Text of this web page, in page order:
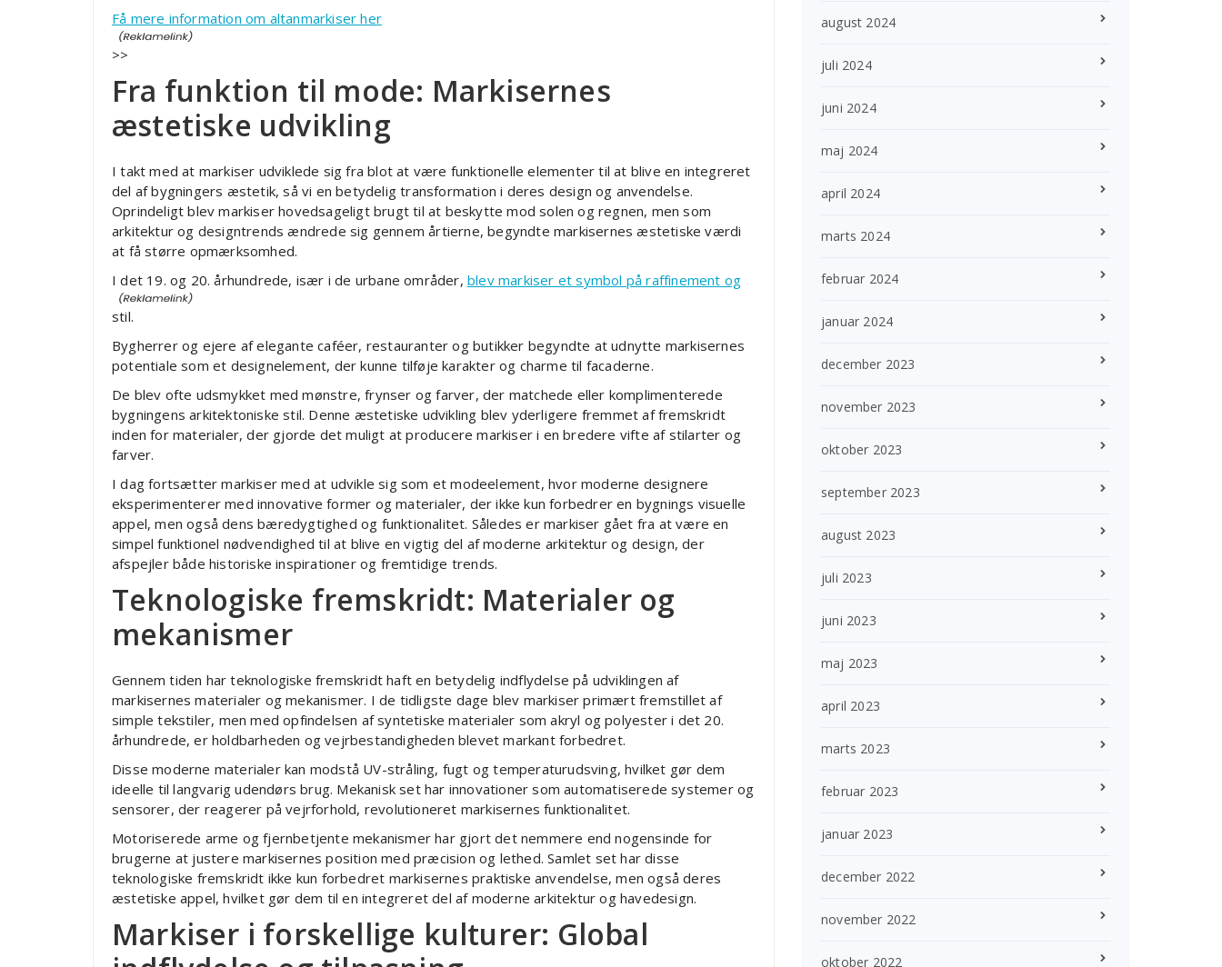
Få mere information om altanmarkiser her
>>
Fra funktion til mode: Markisernes
æstetiske udvikling
I takt med at markiser udviklede sig fra blot at være funktionelle elementer til at blive en integreret
del af bygningers æstetik, så vi en betydelig transformation i deres design og anvendelse.
Oprindeligt blev markiser hovedsageligt brugt til at beskytte mod solen og regnen, men som
arkitektur og designtrends ændrede sig gennem årtierne, begyndte markisernes æstetiske værdi
at få større opmærksomhed.
I det 19. og 20. århundrede, især i de urbane områder,blev markiser et symbol på raffinement og
stil.
Bygherrer og ejere af elegante caféer, restauranter og butikker begyndte at udnytte markisernes
potentiale som et designelement, der kunne tilføje karakter og charme til facaderne.
De blev ofte udsmykket med mønstre, frynser og farver, der matchede eller komplimenterede
bygningens arkitektoniske stil. Denne æstetiske udvikling blev yderligere fremmet af fremskridt
inden for materialer, der gjorde det muligt at producere markiser i en bredere vifte af stilarter og
farver.
I dag fortsætter markiser med at udvikle sig som et modeelement, hvor moderne designere
eksperimenterer med innovative former og materialer, der ikke kun forbedrer en bygnings visuelle
appel, men også dens bæredygtighed og funktionalitet. Således er markiser gået fra at være en
simpel funktionel nødvendighed til at blive en vigtig del af moderne arkitektur og design, der
afspejler både historiske inspirationer og fremtidige trends.
Teknologiske fremskridt: Materialer og
mekanismer
Gennem tiden har teknologiske fremskridt haft en betydelig indflydelse på udviklingen af
markisernes materialer og mekanismer. I de tidligste dage blev markiser primært fremstillet af
simple tekstiler, men med opfindelsen af syntetiske materialer som akryl og polyester i det 20.
århundrede, er holdbarheden og vejrbestandigheden blevet markant forbedret.
Disse moderne materialer kan modstå UV-stråling, fugt og temperaturudsving, hvilket gør dem
ideelle til langvarig udendørs brug. Mekanisk set har innovationer som automatiserede systemer og
sensorer, der reagerer på vejrforhold, revolutioneret markisernes funktionalitet.
Motoriserede arme og fjernbetjente mekanismer har gjort det nemmere end nogensinde for
brugerne at justere markisernes position med præcision og lethed. Samlet set har disse
teknologiske fremskridt ikke kun forbedret markisernes praktiske anvendelse, men også deres
æstetiske appel, hvilket gør dem til en integreret del af moderne arkitektur og havedesign.
Markiser i forskellige kulturer: Global
august 2024
juli 2024
juni 2024
maj 2024
april 2024
marts 2024
februar 2024
januar 2024
december 2023
november 2023
oktober 2023
september 2023
august 2023
juli 2023
juni 2023
maj 2023
april 2023
marts 2023
februar 2023
januar 2023
december 2022
november 2022
oktober 2022